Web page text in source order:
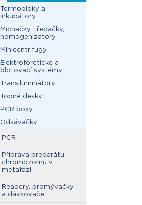
Termobloky a
inkubátory
Míchačky, třepačky,
homogenizátory
Minicentrifugy
Elektroforetické a
blotovací systémy
Transiluminátory
Topné desky
PCR boxy
Odsávačky
PCR
Příprava preparátu
chromozomu v
metafázi
Readery, promývačky
a dávkovače